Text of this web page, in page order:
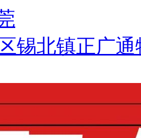
锡北镇正广